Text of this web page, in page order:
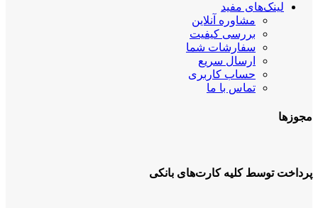
لینک‌های مفید
مشاوره آنلاین
بررسی کیفیت
سفارشات شما
ارسال سریع
حساب کاربری
تماس با ما
مجوزها
پرداخت توسط کلیه کارت‌های بانکی